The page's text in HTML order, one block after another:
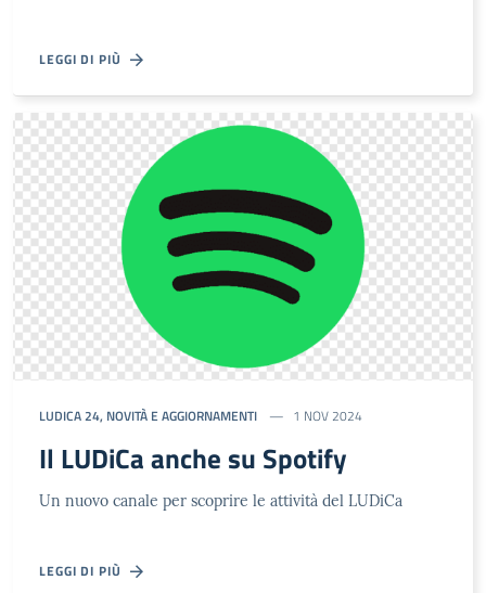
LEGGI DI PIÙ
LUDICA 24, NOVITÀ E AGGIORNAMENTI 1 NOV 2024
Il LUDiCa anche su Spotify
Un nuovo canale per scoprire le attività del LUDiCa
LEGGI DI PIÙ